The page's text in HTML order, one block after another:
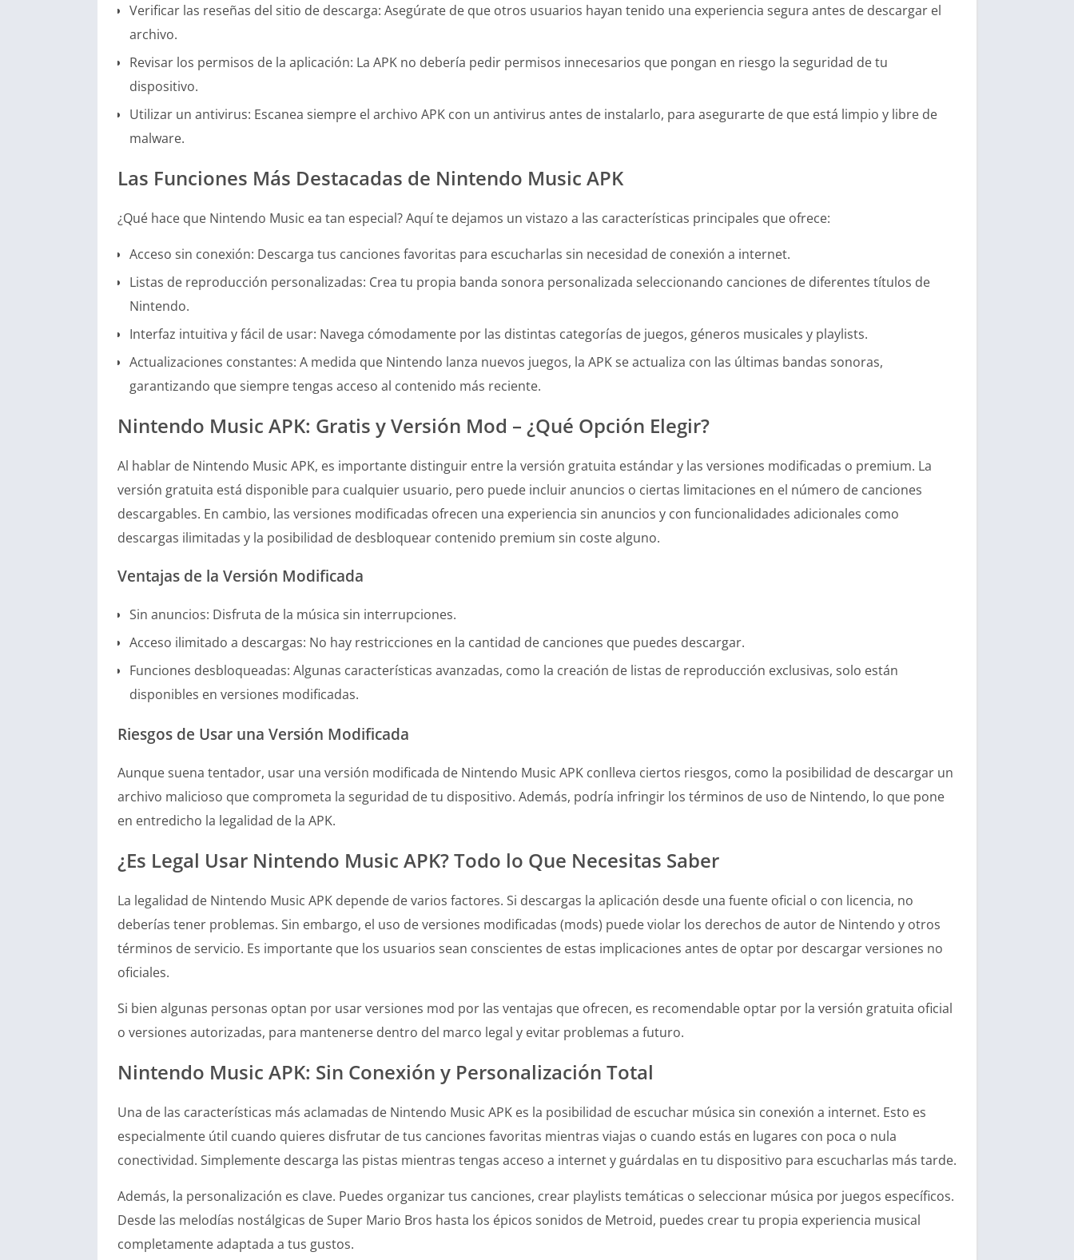
Verificar las reseñas del sitio de descarga: Asegúrate de que otros usuarios hayan tenido una experiencia segura antes de descargar el
archivo.
Revisar los permisos de la aplicación: La APK no debería pedir permisos innecesarios que pongan en riesgo la seguridad de tu
dispositivo.
Utilizar un antivirus: Escanea siempre el archivo APK con un antivirus antes de instalarlo, para asegurarte de que está limpio y libre de
malware.
Las Funciones Más Destacadas de Nintendo Music APK
¿Qué hace que Nintendo Music ea tan especial? Aquí te dejamos un vistazo a las características principales que ofrece:
Acceso sin conexión: Descarga tus canciones favoritas para escucharlas sin necesidad de conexión a internet.
Listas de reproducción personalizadas: Crea tu propia banda sonora personalizada seleccionando canciones de diferentes títulos de
Nintendo.
Interfaz intuitiva y fácil de usar: Navega cómodamente por las distintas categorías de juegos, géneros musicales y playlists.
Actualizaciones constantes: A medida que Nintendo lanza nuevos juegos, la APK se actualiza con las últimas bandas sonoras,
garantizando que siempre tengas acceso al contenido más reciente.
Nintendo Music APK: Gratis y Versión Mod – ¿Qué Opción Elegir?
Al hablar de Nintendo Music APK, es importante distinguir entre la versión gratuita estándar y las versiones modificadas o premium. La
versión gratuita está disponible para cualquier usuario, pero puede incluir anuncios o ciertas limitaciones en el número de canciones
descargables. En cambio, las versiones modificadas ofrecen una experiencia sin anuncios y con funcionalidades adicionales como
descargas ilimitadas y la posibilidad de desbloquear contenido premium sin coste alguno.
Ventajas de la Versión Modificada
Sin anuncios: Disfruta de la música sin interrupciones.
Acceso ilimitado a descargas: No hay restricciones en la cantidad de canciones que puedes descargar.
Funciones desbloqueadas: Algunas características avanzadas, como la creación de listas de reproducción exclusivas, solo están
disponibles en versiones modificadas.
Riesgos de Usar una Versión Modificada
Aunque suena tentador, usar una versión modificada de Nintendo Music APK conlleva ciertos riesgos, como la posibilidad de descargar un
archivo malicioso que comprometa la seguridad de tu dispositivo. Además, podría infringir los términos de uso de Nintendo, lo que pone
en entredicho la legalidad de la APK.
¿Es Legal Usar Nintendo Music APK? Todo lo Que Necesitas Saber
La legalidad de Nintendo Music APK depende de varios factores. Si descargas la aplicación desde una fuente oficial o con licencia, no
deberías tener problemas. Sin embargo, el uso de versiones modificadas (mods) puede violar los derechos de autor de Nintendo y otros
términos de servicio. Es importante que los usuarios sean conscientes de estas implicaciones antes de optar por descargar versiones no
oficiales.
Si bien algunas personas optan por usar versiones mod por las ventajas que ofrecen, es recomendable optar por la versión gratuita oficial
o versiones autorizadas, para mantenerse dentro del marco legal y evitar problemas a futuro.
Nintendo Music APK: Sin Conexión y Personalización Total
Una de las características más aclamadas de Nintendo Music APK es la posibilidad de escuchar música sin conexión a internet. Esto es
especialmente útil cuando quieres disfrutar de tus canciones favoritas mientras viajas o cuando estás en lugares con poca o nula
conectividad. Simplemente descarga las pistas mientras tengas acceso a internet y guárdalas en tu dispositivo para escucharlas más tarde.
Además, la personalización es clave. Puedes organizar tus canciones, crear playlists temáticas o seleccionar música por juegos específicos.
Desde las melodías nostálgicas de Super Mario Bros hasta los épicos sonidos de Metroid, puedes crear tu propia experiencia musical
completamente adaptada a tus gustos.